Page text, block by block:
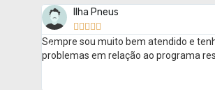
Ilha Pneus
    
Sempre sou muito bem atendido e
problemas em relação ao programa